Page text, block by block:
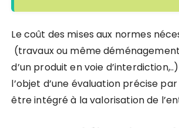
Le coût des mises aux normes
(travaux ou même
d’un produit en voie
l’objet d’une évaluation précise
être intégré à la valorisation de